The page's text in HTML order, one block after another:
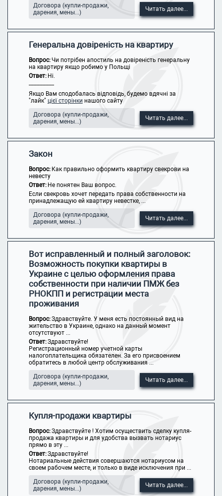
Договора (купли-продажи,
дарения, мены...)
Читать далее...
Генеральна довіреність на квартиру
Вопрос:Чи потрібен апостиль на довіреність генеральну
на квартиру якщо робимо у Польщі
Ответ: Ні.
-----------------
Якщо Вам сподобалась відповідь, будемо вдячні за
"лайк" цієї сторінки нашого сайту
Договора (купли-продажи,
дарения, мены...)
Читать далее...
Закон
Вопрос: Как правильно оформить квартиру свекрови на
невесту
Ответ: Не понятен Ваш вопрос.
Если свекровь хочет передать права собственности на
принадлежащую ей квартиру невестке, ...
Договора (купли-продажи,
дарения, мены...)
Читать далее...
Вот исправленный и полный заголовок:
Возможность покупки квартиры в
Украине с целью оформления права
собственности при наличии ПМЖ без
РНОКПП и регистрации места
проживания
Вопрос:Здравствуйте. У меня есть постоянный вид на
жительство в Украине, однако на данный момент
отсутствуют ...
Ответ:Здравствуйте!
Регистрационный номер учетной карты
налогоплательщика обязателен. За его присвоением
обратитесь в любой центр обслуживания ...
Договора (купли-продажи,
дарения, мены...)
Читать далее...
Купля-продажи квартиры
Вопрос:Здравствуйте ! Хотим осуществить сделку купля-
продажа квартиры и для удобства вызвать нотариус
прямо в эту ...
Ответ:Здравствуйте!
Нотариальные действия совершаются нотариусом на
своем рабочем месте, и только в виде исключения при ...
Договора (купли-продажи,
дарения, мены...)
Читать далее...